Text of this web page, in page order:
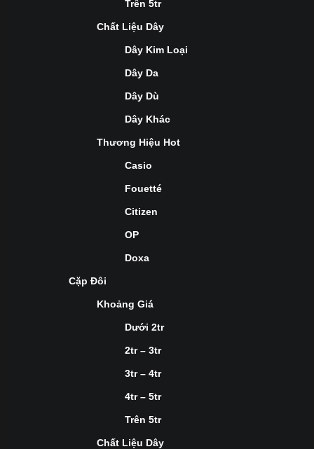
Trên 5tr
Chất Liệu Dây
Dây Kim Loại
Dây Da
Dây Dù
Dây Khác
Thương Hiệu Hot
Casio
Fouetté
Citizen
OP
Doxa
Cặp Đôi
Khoảng Giá
Dưới 2tr
2tr – 3tr
3tr – 4tr
4tr – 5tr
Trên 5tr
Chất Liệu Dây